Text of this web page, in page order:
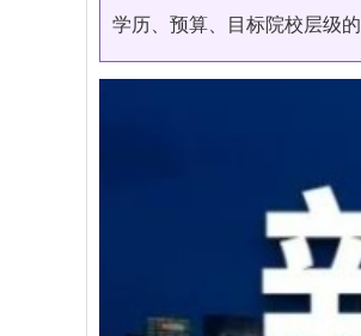
学历、预算、目标院校层级